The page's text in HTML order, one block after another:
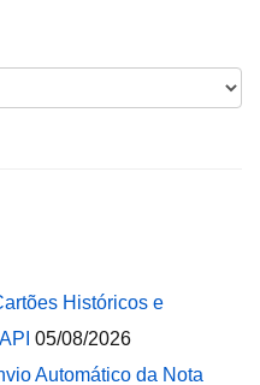
Históricos e
05/08/2026
Automático da Nota